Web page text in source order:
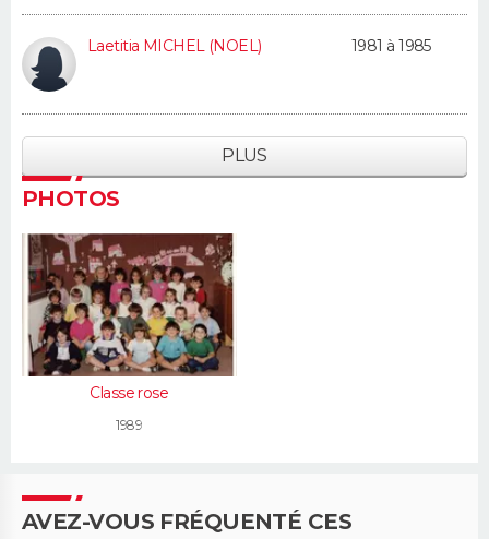
Laetitia MICHEL (NOEL) 1981 à 1985
PLUS
PHOTOS
Classe rose
1989
AVEZ-VOUS FRÉQUENTÉ CES